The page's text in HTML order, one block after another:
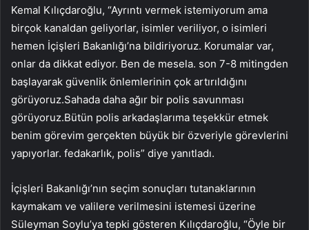
Kemal Kılıçdaroğlu, “Ayrıntı vermek istemiyorum ama
birçok kanaldan geliyorlar, isimler veriliyor, o isimleri
hemen İçişleri Bakanlığı’na bildiriyoruz. Korumalar var,
onlar da dikkat ediyor. Ben de mesela. son 7-8 mitingden
başlayarak güvenlik önlemlerinin çok artırıldığını
görüyoruz.Sahada daha ağır bir polis savunması
görüyoruz.Bütün polis arkadaşlarıma teşekkür etmek
benim görevim gerçekten büyük bir özveriyle görevlerini
yapıyorlar. fedakarlık, polis” diye yanıtladı.
İçişleri Bakanlığı’nın seçim sonuçları tutanaklarının
kaymakam ve valilere verilmesini istemesi üzerine
Süleyman Soylu’ya tepki gösteren Kılıçdaroğlu, “Öyle bir